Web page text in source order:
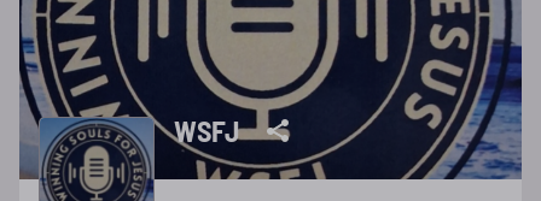
WSFJ